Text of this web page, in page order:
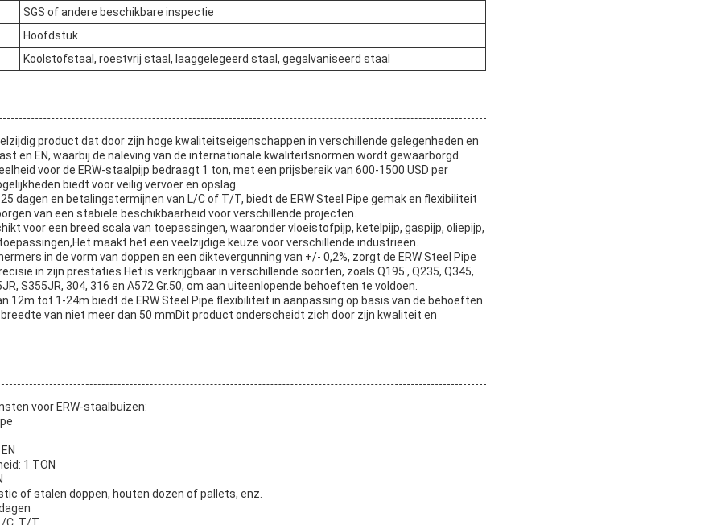
SGS of andere beschikbare inspectie
Hoofdstuk
Koolstofstaal, roestvrij staal, laaggelegeerd staal, gegalvaniseerd staal
product dat door zijn hoge kwaliteitseigenschappen in verschillende gelegenheden en
EN, waarbij de naleving van de internationale kwaliteitsnormen wordt gewaarborgd.
voor de ERW-staalpijp bedraagt 1 ton, met een prijsbereik van 600-1500 USD per
biedt voor veilig vervoer en opslag.
dagen en betalingstermijnen van L/C of T/T, biedt de ERW Steel Pipe gemak en flexibiliteit
van een stabiele beschikbaarheid voor verschillende projecten.
voor een breed scala van toepassingen, waaronder vloeistofpijp, ketelpijp, gaspijp, oliepijp,
maakt het een veelzijdige keuze voor verschillende industrieën.
in de vorm van doppen en een diktevergunning van +/- 0,2%, zorgt de ERW Steel Pipe
in zijn prestaties.Het is verkrijgbaar in verschillende soorten, zoals Q195., Q235, Q345,
S355JR, 304, 316 en A572 Gr.50, om aan uiteenlopende behoeften te voldoen.
12m tot 1-24m biedt de ERW Steel Pipe flexibiliteit in aanpassing op basis van de behoeften
van niet meer dan 50 mmDit product onderscheidt zich door zijn kwaliteit en
voor ERW-staalbuizen:
1 TON
of stalen doppen, houten dozen of pallets, enz.